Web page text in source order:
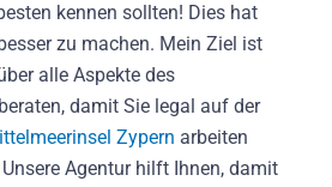
kennen sollten! Dies hat
zu machen. Mein Ziel ist
alle Aspekte des
damit Sie legal auf der
Zypern arbeiten
Agentur hilft Ihnen, damit